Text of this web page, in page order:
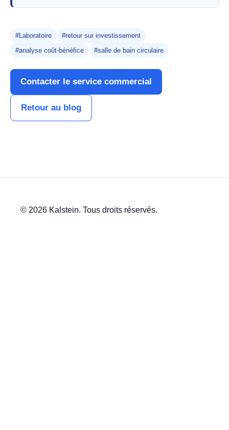
#Laboratoire
#retour sur investissement
#analyse coût-bénéfice
#salle de bain circulaire
Contacter le service commercial
Retour au blog
© 2026 Kalstein. Tous droits réservés.